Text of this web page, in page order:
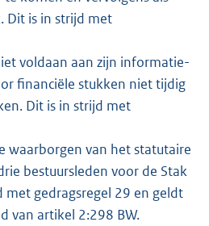
Dit is in strijd met
voldaan aan zijn informatie-
financiële stukken niet tijdig
Dit is in strijd met
waarborgen van het statutaire
bestuursleden voor de Stak
met gedragsregel 29 en geldt
van artikel 2:298 BW.